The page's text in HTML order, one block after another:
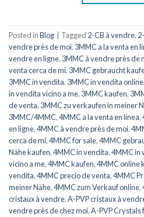
Posted inBlog Tagged 2-CB à vendre,
vendre près de moi, 3MMC a la venta en
vendre en ligne, 3MMC à vendre près de
venta cerca de mí, 3MMC gebraucht
3MMC in vendita, 3MMC in vendita online,
in vendita vicino a me, 3MMC kaufen,
de venta, 3MMC zu verkaufen in meiner
3MMC/4MMC,4MMC a la venta en línea,
en ligne,4MMC à vendre près de moi,
cerca de mí,4MMC for sale,4MMC
Nähe kaufen,4MMC in vendita,4MMC in
vicino a me,4MMC kaufen,4MMC online
vendita,4MMC precio de venta,4MMC
meiner Nähe,4MMC zum Verkauf online,
cristaux à vendre,A-PVP cristaux à
vendre près de chez moi,A-PVP Crystals